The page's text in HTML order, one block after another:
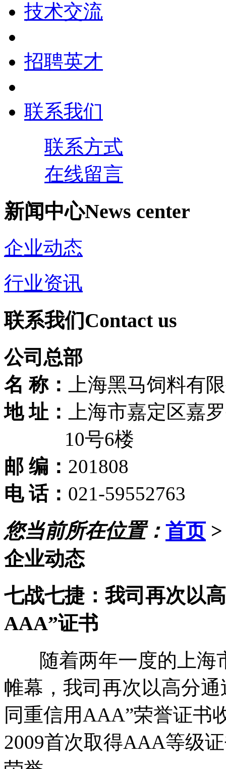
技术交流
招聘英才
联系我们
联系方式
在线留言
新闻中心News center
企业动态
行业资讯
联系我们 Contact us
公司总部
名 称：
上海黑马饲料有
地 址：
上海市嘉定区嘉
10号6楼
邮 编： 201808
电 话： 021-59552763
您当前所在位置： 首页
企业动态
七战七捷：我司再次以
AAA”证书
随着两年一度的上海
帷幕，我司再次以高分
同重信用AAA”荣誉证书
2009首次取得AAA等级